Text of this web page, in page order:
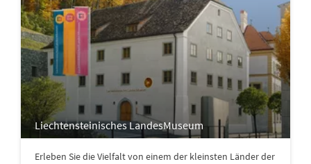
Liechtensteinisches LandesMuseum
Erleben Sie die Vielfalt von einem der kleinsten Länder der